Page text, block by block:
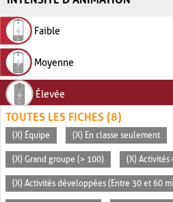
Faible
Moyenne
Élevée
TOUTES LES FICHES (8)
(X) Équipe (X) En classe seulement
(X) Grand groupe (> 100) (X) Activités
(X) Activités développées (Entre 30 et 60